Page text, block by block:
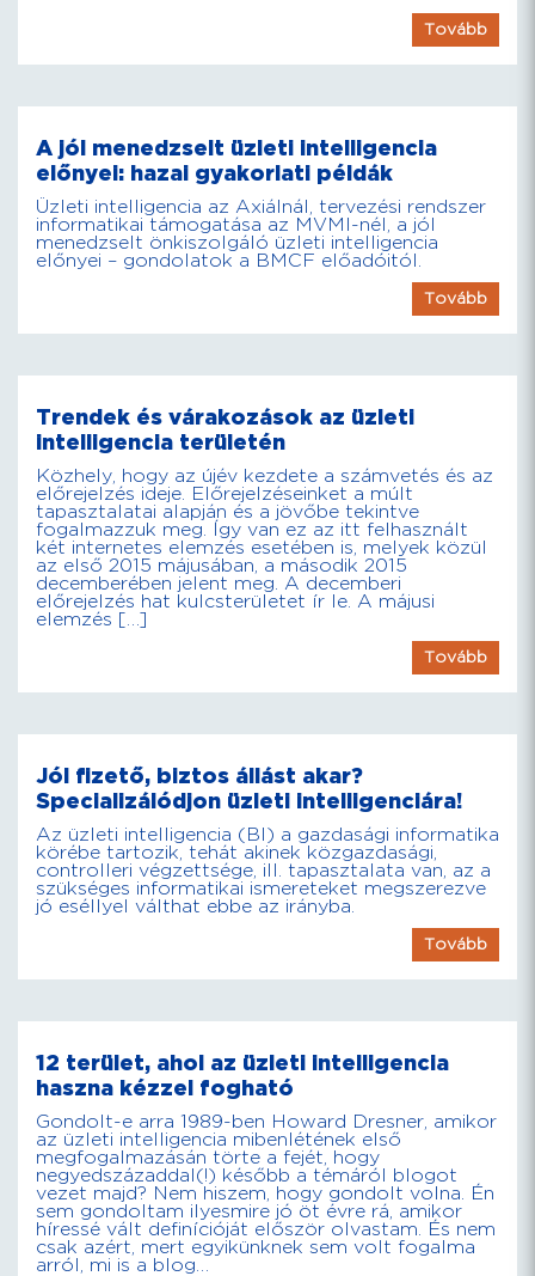
Tovább
A jól menedzselt üzleti intelligencia
előnyei: hazai gyakorlati példák
Üzleti intelligencia az Axiálnál, tervezési rendszer
informatikai támogatása az MVMI-nél, a jól
menedzselt önkiszolgáló üzleti intelligencia
előnyei – gondolatok a BMCF előadóitól.
Tovább
Trendek és várakozások az üzleti
intelligencia területén
Közhely, hogy az újév kezdete a számvetés és az
előrejelzés ideje. Előrejelzéseinket a múlt
tapasztalatai alapján és a jövőbe tekintve
fogalmazzuk meg. Így van ez az itt felhasznált
két internetes elemzés esetében is, melyek közül
az első 2015 májusában, a második 2015
decemberében jelent meg. A decemberi
előrejelzés hat kulcsterületet ír le. A májusi
elemzés […]
Tovább
Jól fizető, biztos állást akar?
Specializálódjon üzleti intelligenciára!
Az üzleti intelligencia (BI) a gazdasági informatika
körébe tartozik, tehát akinek közgazdasági,
controlleri végzettsége, ill. tapasztalata van, az a
szükséges informatikai ismereteket megszerezve
jó eséllyel válthat ebbe az irányba.
Tovább
12 terület, ahol az üzleti intelligencia
haszna kézzel fogható
Gondolt-e arra 1989-ben Howard Dresner, amikor
az üzleti intelligencia mibenlétének első
megfogalmazásán törte a fejét, hogy
negyedszázaddal(!) később a témáról blogot
vezet majd? Nem hiszem, hogy gondolt volna. Én
sem gondoltam ilyesmire jó öt évre rá, amikor
híressé vált definícióját először olvastam. És nem
csak azért, mert egyikünknek sem volt fogalma
arról, mi is a blog…